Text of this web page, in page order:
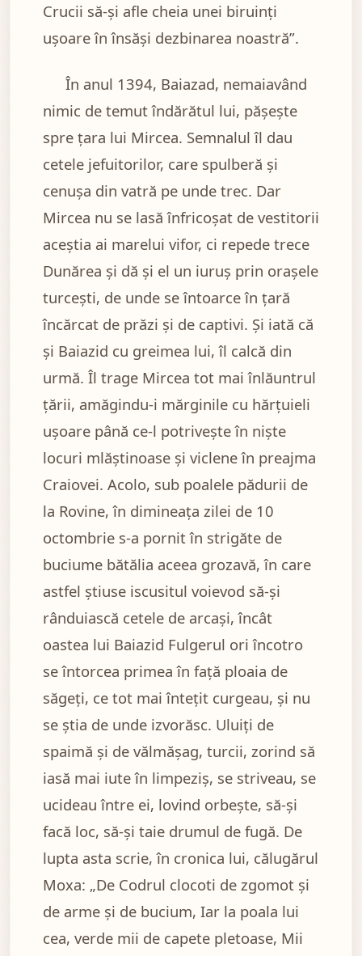
Crucii să-și afle cheia unei biruinți
ușoare în însăși dezbinarea noastră”.
În anul 1394, Baiazad, nemaiavând
nimic de temut îndărătul lui, pășește
spre țara lui Mircea. Semnalul îl dau
cetele jefuitorilor, care spulberă și
cenușa din vatră pe unde trec. Dar
Mircea nu se lasă înfricoșat de vestitorii
aceștia ai marelui vifor, ci repede trece
Dunărea și dă și el un iuruș prin orașele
turcești, de unde se întoarce în țară
încărcat de prăzi și de captivi. Și iată că
și Baiazid cu greimea lui, îl calcă din
urmă. Îl trage Mircea tot mai înlăuntrul
țării, amăgindu-i mărginile cu hărțuieli
ușoare până ce-l potrivește în niște
locuri mlăștinoase și viclene în preajma
Craiovei. Acolo, sub poalele pădurii de
la Rovine, în dimineața zilei de 10
octombrie s-a pornit în strigăte de
buciume bătălia aceea grozavă, în care
astfel știuse iscusitul voievod să-și
rânduiască cetele de arcași, încât
oastea lui Baiazid Fulgerul ori încotro
se întorcea primea în față ploaia de
săgeți, ce tot mai întețit curgeau, și nu
se știa de unde izvorăsc. Uluiți de
spaimă și de vălmășag, turcii, zorind să
iasă mai iute în limpeziș, se striveau, se
ucideau între ei, lovind orbește, să-și
facă loc, să-și taie drumul de fugă. De
lupta asta scrie, în cronica lui, călugărul
Moxa: „De Codrul clocoti de zgomot și
de arme și de bucium, Iar la poala lui
cea, verde mii de capete pletoase, Mii